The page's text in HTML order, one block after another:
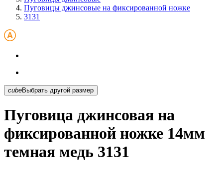
Пуговицы джинсовые на фиксированной ножке
3131
cubeВыбрать другой размер
Пуговица джинсовая на
фиксированной ножке 14мм
темная медь 3131